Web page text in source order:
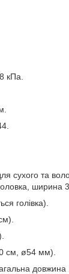
кПа.
сухого та
ширина
голівка).
см, ø54 мм).